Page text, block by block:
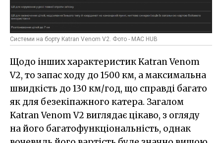
Системи на борту Katran Venom V2. Фото - MAC HUB
Щодо інших характеристик Katran Venom
V2, то запас ходу до 1500 км, а максимальна
швидкість до 130 км/год, що справді багато
як для безекіпажного катера. Загалом
Katran Venom V2 виглядає цікаво, з огляду
на його багатофункціональність, однак